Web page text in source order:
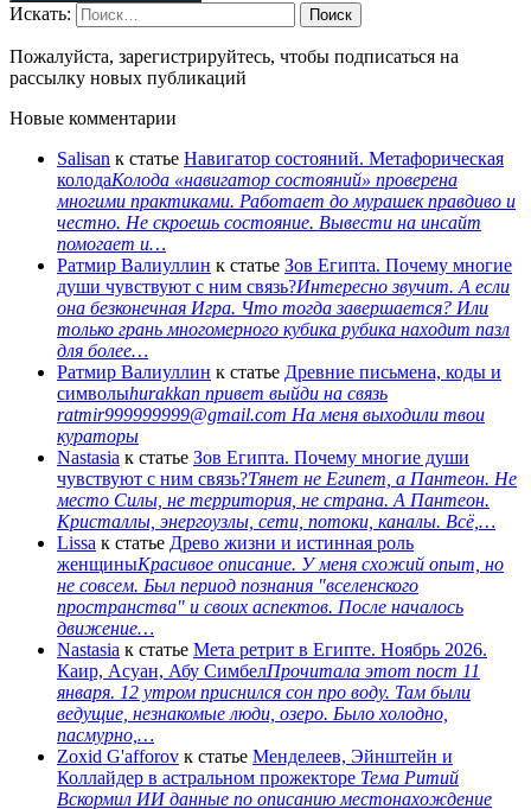
Искать: Поиск
Пожалуйста, зарегистрируйтесь, чтобы подписаться на
рассылку новых публикаций
Новые комментарии
Salisan к статье Навигатор состояний. Метафорическая
колодаКолода «навигатор состояний» проверена
многими практиками. Работает до мурашек правдиво и
честно. Не скроешь состояние. Вывести на инсайт
помогает и…
Ратмир Валиуллин к статье Зов Египта. Почему многие
души чувствуют с ним связь?Интересно звучит. А если
она безконечная Игра. Что тогда завершается? Или
только грань многомерного кубика рубика находит пазл
для более…
Ратмир Валиуллин к статье Древние письмена, коды и
символыhurakkan привет выйди на связь
ratmir999999999@gmail.com На меня выходили твои
кураторы
Nastasia к статье Зов Египта. Почему многие души
чувствуют с ним связь?Тянет не Египет, а Пантеон. Не
место Силы, не территория, не страна. А Пантеон.
Кристаллы, энергоузлы, сети, потоки, каналы. Всё,…
Lissa к статье Древо жизни и истинная роль
женщиныКрасивое описание. У меня схожий опыт, но
не совсем. Был период познания "вселенского
пространства" и своих аспектов. После началось
движение…
Nastasia к статье Мета ретрит в Египте. Ноябрь 2026.
Каир, Асуан, Абу СимбелПрочитала этот пост 11
января. 12 утром приснился сон про воду. Там были
ведущие, незнакомые люди, озеро. Было холодно,
пасмурно,…
Zoxid G'afforov к статье Менделеев, Эйнштейн и
Коллайдер в астральном прожекторе Тема Ритий
Вскормил ИИ данные по описанию местонахождение